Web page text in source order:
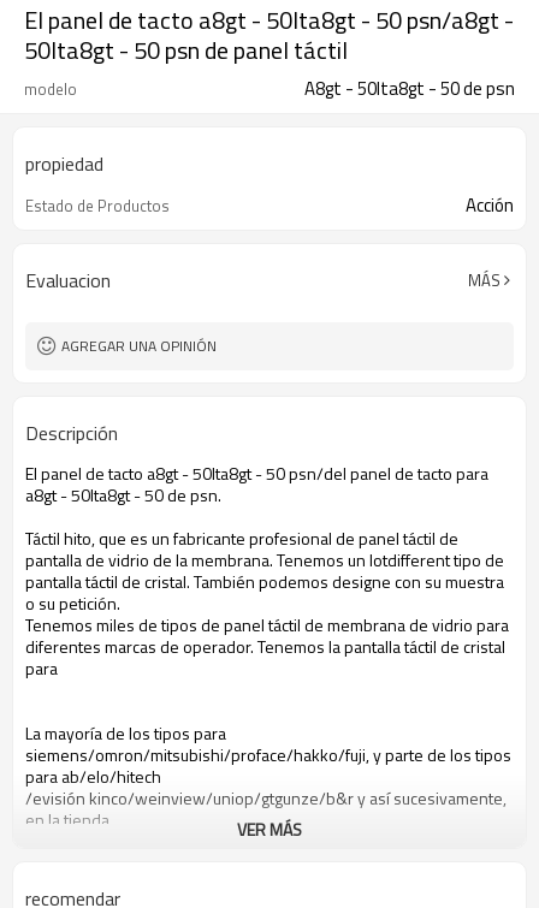
El panel de tacto a8gt - 50lta8gt - 50 psn/a8gt -
50lta8gt - 50 psn de panel táctil
modelo A8gt - 50lta8gt - 50 de psn
propiedad
Estado de Productos Acción
Evaluacion MÁS
AGREGAR UNA OPINIÓN
Descripción
El panel de tacto a8gt - 50lta8gt - 50 psn/del panel de tacto para
a8gt - 50lta8gt - 50 de psn.
Táctil hito, que es un fabricante profesional de panel táctil de
pantalla de vidrio de la membrana. Tenemos un lotdifferent tipo de
pantalla táctil de cristal. También podemos designe con su muestra
o su petición.
Tenemos miles de tipos de panel táctil de membrana de vidrio para
diferentes marcas de operador. Tenemos la pantalla táctil de cristal
para
La mayoría de los tipos para
siemens/omron/mitsubishi/proface/hakko/fuji, y parte de los tipos
para ab/elo/hitech
/evisión kinco/weinview/uniop/gtgunze/b&r y así sucesivamente,
en la tienda.
a8gt - 50lta8gt - 50 psn de la pantalla táctil
VER MÁS
recomendar